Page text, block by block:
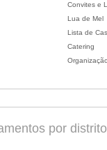
Convites e
Lua de Mel
Lista de
Catering
por